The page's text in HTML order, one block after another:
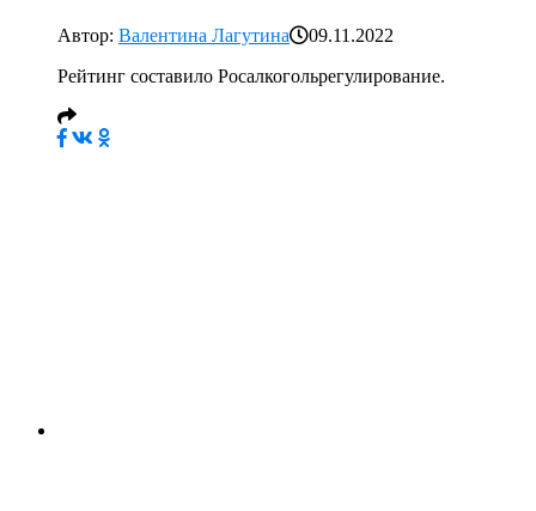
Автор: Валентина Лагутина
09.11.2022
Рейтинг составило Росалкогольрегулирование.